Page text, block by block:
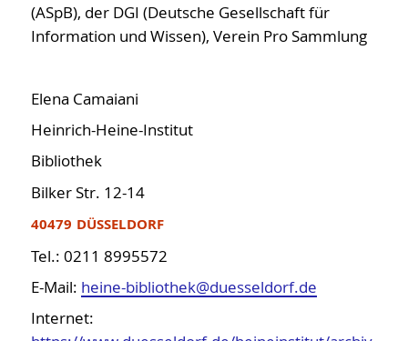
(ASpB), der DGI (Deutsche Gesellschaft für
Information und Wissen), Verein Pro Sammlung
Elena Camaiani
Heinrich-Heine-Institut
Bibliothek
Bilker Str. 12-14
40479 DÜSSELDORF
Tel.: 0211 8995572
E-Mail: heine-bibliothek@duesseldorf.de
Internet: